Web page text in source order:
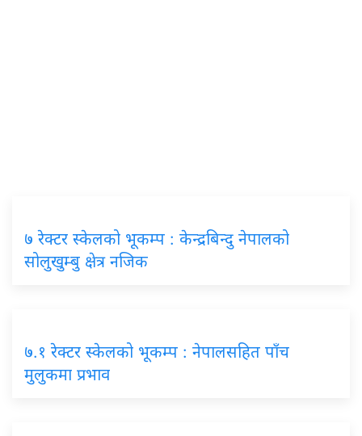
७ रेक्टर स्केलको भूकम्प : केन्द्रबिन्दु नेपालको
सोलुखुम्बु क्षेत्र नजिक
७.१ रेक्टर स्केलको भूकम्प : नेपालसहित पाँच
मुलुकमा प्रभाव